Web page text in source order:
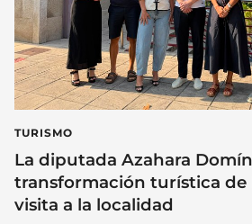
TURISMO
La diputada Azahara
transformación turística de
visita a la localidad